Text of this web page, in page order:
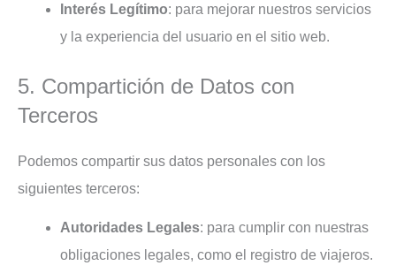
Interés Legítimo: para mejorar nuestros servicios
y la experiencia del usuario en el sitio web.
5. Compartición de Datos con
Terceros
Podemos compartir sus datos personales con los
siguientes terceros:
Autoridades Legales: para cumplir con nuestras
obligaciones legales, como el registro de viajeros.